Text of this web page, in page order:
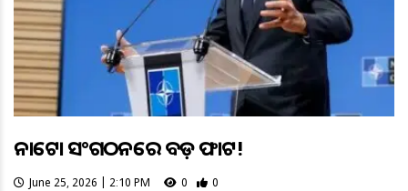
ନାଟୋ ସଂଗଠନରେ ବଡ଼ ଫାଟ!
June 25, 2026 | 2:10 PM 0 0